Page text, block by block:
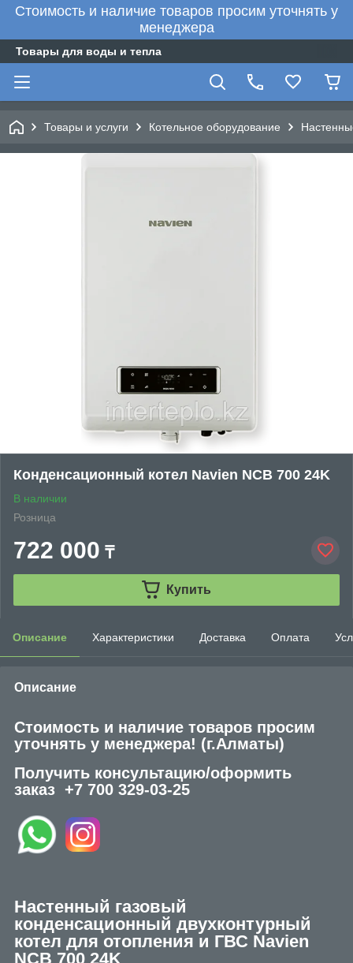
Стоимость и наличие товаров просим уточнять у
менеджера
Товары для воды и тепла
Товары и услуги Котельное оборудование
Конденсационный котел Navien NCB 700 24K
В наличии
Розница
722 000 ₸
Купить
Описание Характеристики Доставка Оплата
Описание
Стоимость и наличие товаров просим
уточнять у менеджера! (г.Алматы)
Получить консультацию/оформить
заказ +7 700 329-03-25
Настенный газовый
конденсационный двухконтурный
котел для отопления и ГВС Navien
NCB 700 24K